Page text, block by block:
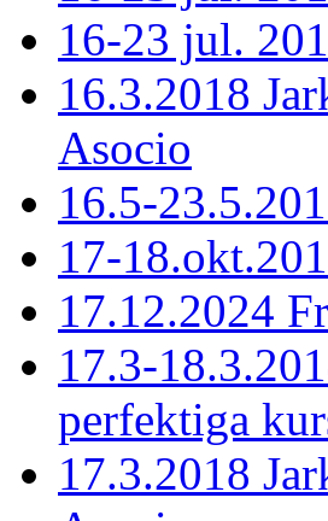
16-23 jul.
16.3.2018
Asocio
16.5-
17-
17.12.2024
17.3-
perfektiga
17.3.2018